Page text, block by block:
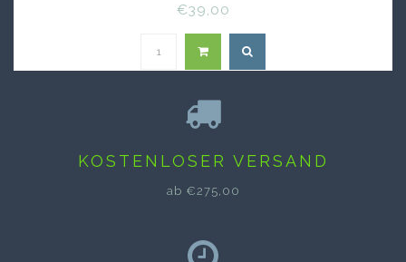
€39,00
KOSTENLOSER VERSAND
ab €275,00